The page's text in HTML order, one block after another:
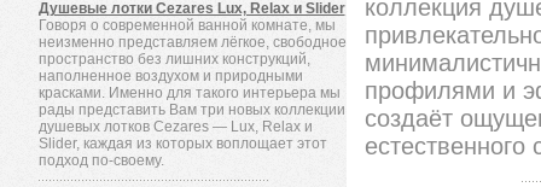
Душевые лотки Cezares Lux, Relax и Slider
Говоря о современной ванной комнате, мы
неизменно представляем лёгкое, свободное
пространство без лишних конструкций,
наполненное воздухом и природными
красками. Именно для такого интерьера мы
рады представить Вам три новых коллекции
душевых лотков Cezares — Lux, Relax и
Slider, каждая из которых воплощает этот
подход по-своему.
коллекция
профилями и
создаёт
естественного